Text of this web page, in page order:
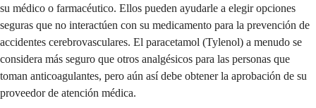
su médico o farmacéutico. Ellos pueden ayudarle a elegir opciones
seguras que no interactúen con su medicamento para la prevención de
accidentes cerebrovasculares. El paracetamol (Tylenol) a menudo se
considera más seguro que otros analgésicos para las personas que
toman anticoagulantes, pero aún así debe obtener la aprobación de su
proveedor de atención médica.